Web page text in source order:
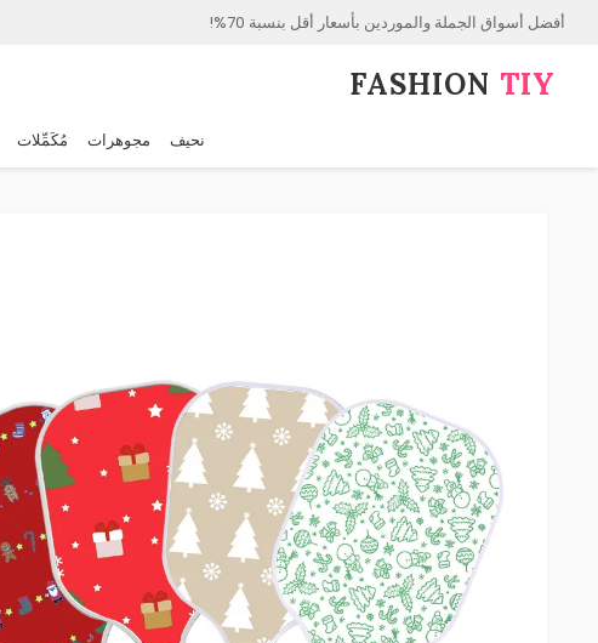
أفضل أسواق الجملة والموردين بأسعار أقل بنسبة 70%!
FASHION⁠ TIY
نحيف مجوهرات مُكَمِّلات